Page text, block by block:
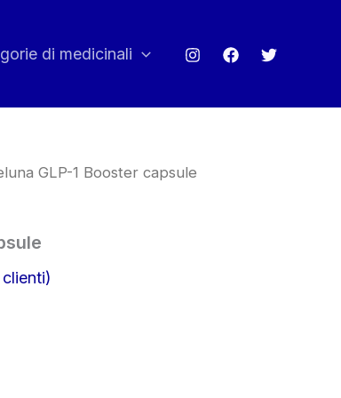
di medicinali
GLP-1 Booster capsule